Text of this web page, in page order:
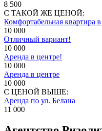
8 500
С ТАКОЙ ЖЕ ЦЕНОЙ:
Комфортабельная квартира
10 000
Отличный вариант!
10 000
Аренда в центре!
10 000
Аренда в центре
10 000
С ЦЕНОЙ ВЫШЕ:
Аренда по ул. Белана
11 000